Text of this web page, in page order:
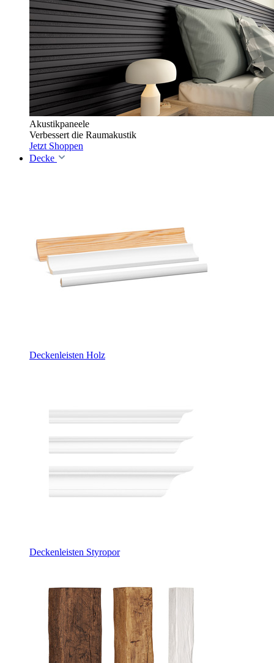
Akustikpaneele
Verbessert die Raumakustik
Jetzt Shoppen
Decke
Deckenleisten Holz
Deckenleisten Styropor